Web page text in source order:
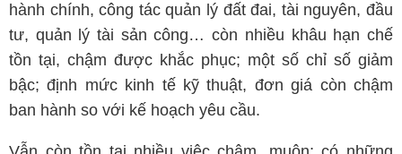
hành chính, công tác quản lý đất đai, tài nguyên, đầu
tư, quản lý tài sản công… còn nhiều khâu hạn chế
tồn tại, chậm được khắc phục; một số chỉ số giảm
bậc; định mức kinh tế kỹ thuật, đơn giá còn chậm
ban hành so với kế hoạch yêu cầu.